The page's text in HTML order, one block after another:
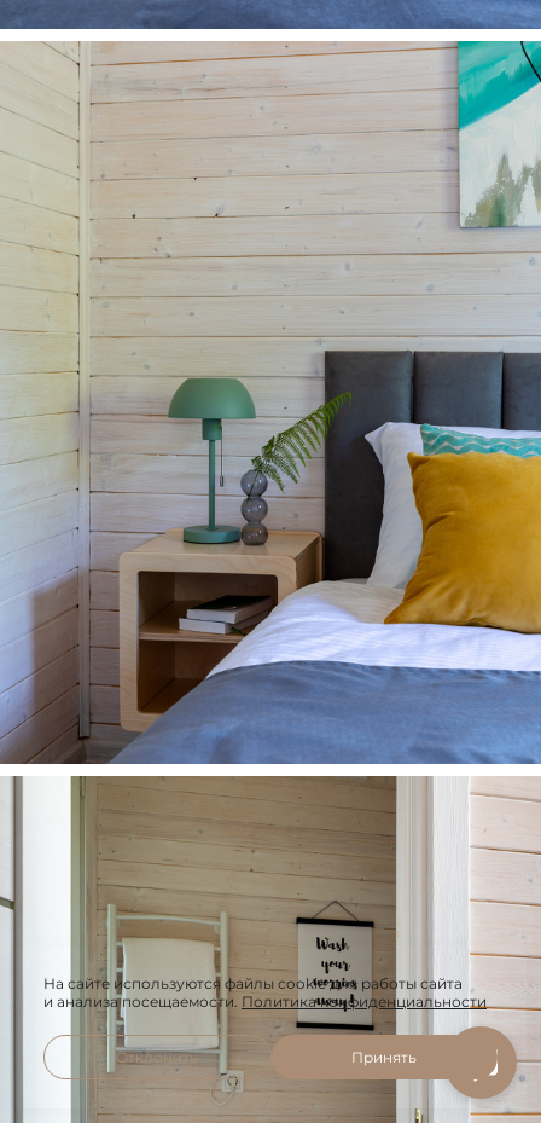
На сайте используются файлы cookie для работы сайта
и анализа посещаемости. Политика конфиденциальности
Отклонить Принять